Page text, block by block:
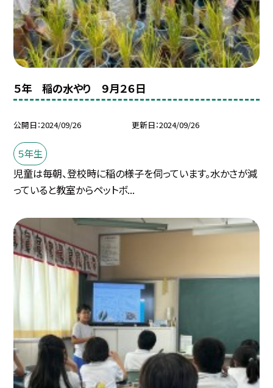
５年 稲の水やり ９月２６日
公開日 2024/09/26 更新日 2024/09/26
５年生
児童は毎朝、登校時に稲の様子を伺っています。水かさが減
っていると教室からペットボ...